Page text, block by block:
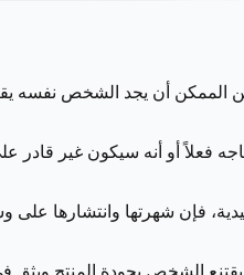
الممكن أن يجد الشخص نفسه
فعلاً أو أنه سيكون غير قادر
فإن شهرتها وانتشارها على
يقتنع الشخص بجودة المنتج ويثق